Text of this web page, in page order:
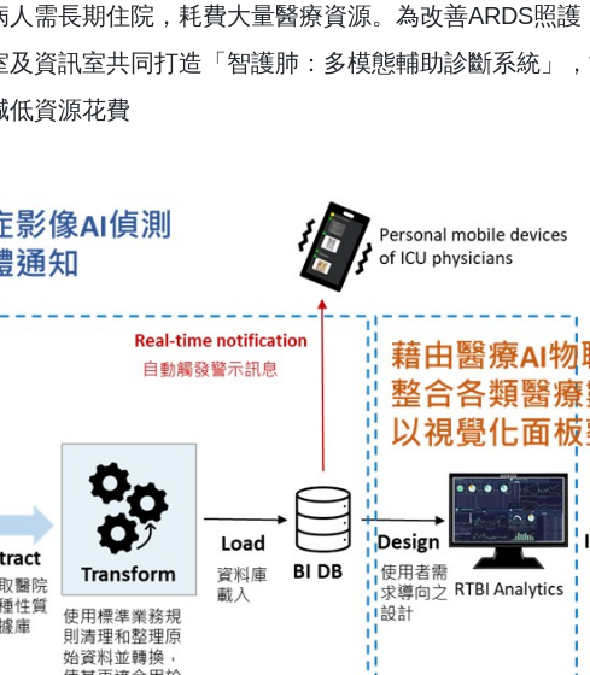
需長期住院，耗費大量醫療資源。為改善ARDS照
及資訊室共同打造「智護肺：多模態輔助診斷系統」
低資源花費